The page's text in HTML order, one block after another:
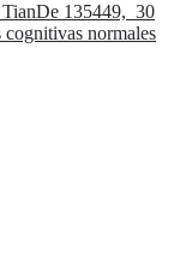
135449, 30
cognitivas normales